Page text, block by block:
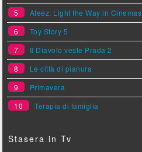
5
Ateez: Light the Way in Cinemas
6
Toy Story 5
7
Il Diavolo veste Prada 2
8
Le città di pianura
9
Primavera
10
Terapia di famiglia
Stasera in Tv